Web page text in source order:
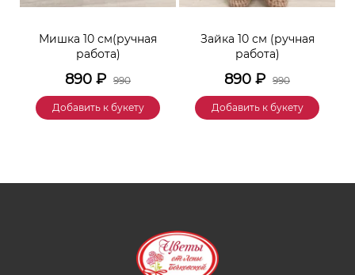
Мишка 10 см(ручная
работа)
890 ₽ 990
Добавить к букету
Зайка 10 см (ручная
работа)
890 ₽ 990
Добавить к букету